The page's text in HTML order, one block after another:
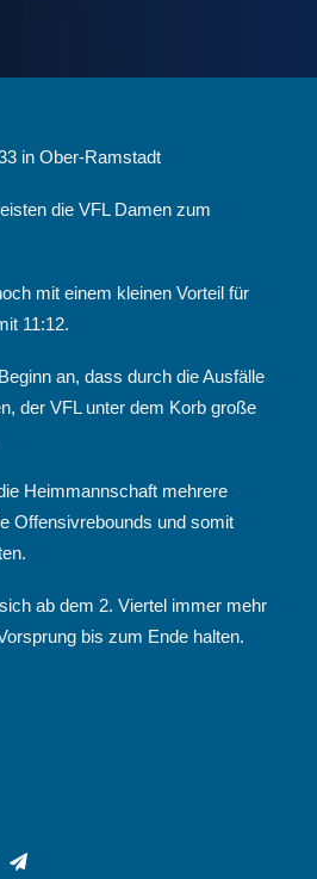
in Ober-Ramstadt
die VFL Damen zum
mit einem kleinen Vorteil für
11:12.
an, dass durch die Ausfälle
der VFL unter dem Korb große
Heimmannschaft mehrere
Offensivrebounds und somit
ab dem 2. Viertel immer mehr
bis zum Ende halten.